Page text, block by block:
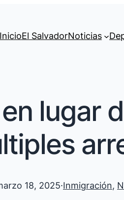
InicioEl SalvadorNoticias
lugar
18, 2025·Inmigración,